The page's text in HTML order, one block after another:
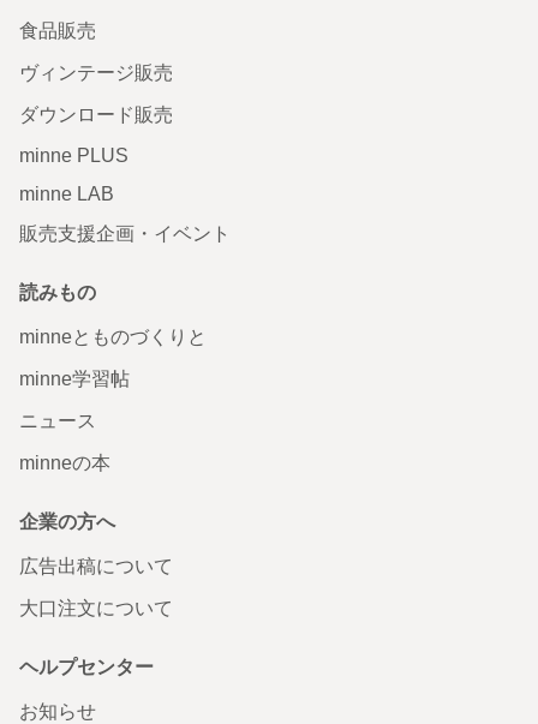
食品販売
ヴィンテージ販売
ダウンロード販売
minne PLUS
minne LAB
販売支援企画・イベント
読みもの
minneとものづくりと
minne学習帖
ニュース
minneの本
企業の方へ
広告出稿について
大口注文について
ヘルプセンター
お知らせ